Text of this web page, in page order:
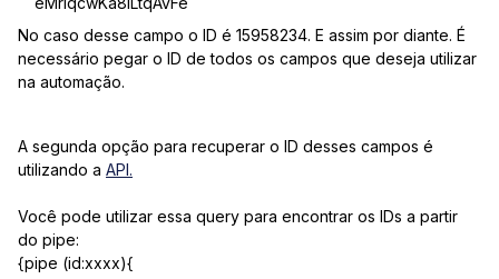
No caso desse campo o ID é 15958234. E assim por diante. É
necessário pegar o ID de todos os campos que deseja utilizar
na automação.
A segunda opção para recuperar o ID desses campos é
utilizando a API.
Você pode utilizar essa query para encontrar os IDs a partir
do pipe:
{pipe (id:xxxx){